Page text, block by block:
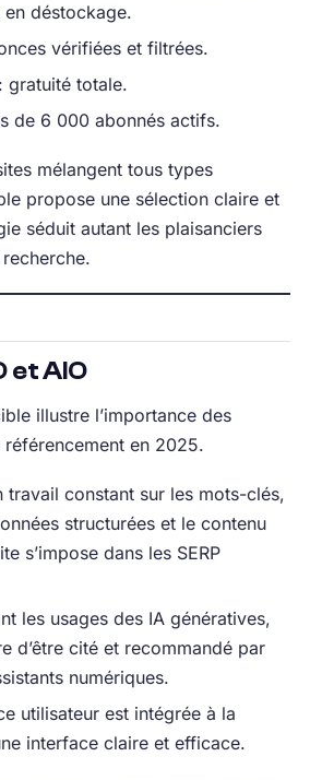
déstockage.
vérifiées et filtrées.
totale.
de 6 000 abonnés actifs.
mélangent tous types
propose une sélection claire et
séduit autant les plaisanciers
et AIO
illustre l’importance des
en 2025.
constant sur les mots-clés,
structurées et le contenu
s’impose dans les SERP
les usages des IA génératives,
d’être cité et recommandé par
numériques.
utilisateur est intégrée à la
interface claire et efficace.